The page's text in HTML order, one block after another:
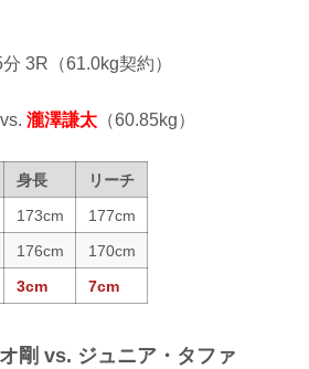
3R（61.0kg契約）
瀧澤謙太 （60.85kg）
身長
リーチ
173cm
177cm
176cm
170cm
3cm 7cm
剛 vs. ジュニア・タファ